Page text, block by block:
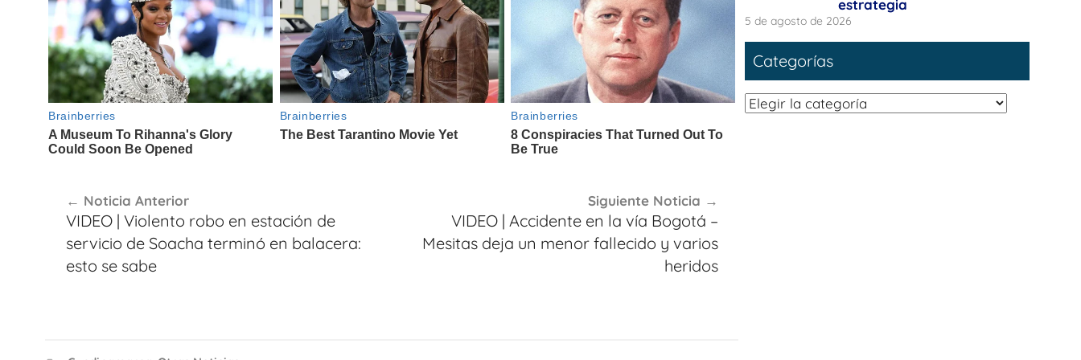
de
entradas
Noticia Anterior
VIDEO | Violento robo en estación de
servicio de Soacha terminó en balacera:
esto se sabe
Siguiente Noticia
VIDEO | Accidente en la vía Bogotá –
Mesitas deja un menor fallecido y varios
heridos
estrategia
5 de agosto de 2026
Categorías
Categorías